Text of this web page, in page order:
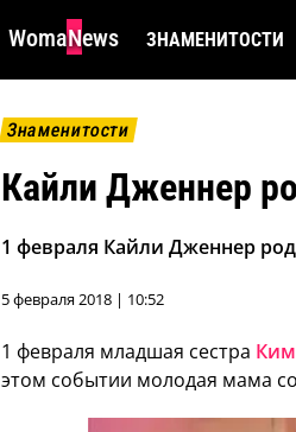
WomaNews ЗНАМЕНИТОСТИ
Знаменитости
Кайли Дженнер
1 февраля Кайли Дженнер
5 февраля 2018 | 10:52
1 февраля младшая сестра
этом событии молодая мама